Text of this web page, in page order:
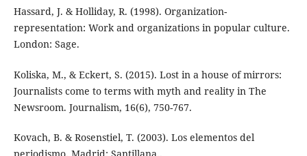
Hassard, J. & Holliday, R. (1998). Organization-
representation: Work and organizations in popular culture.
London: Sage.
Koliska, M., & Eckert, S. (2015). Lost in a house of mirrors:
Journalists come to terms with myth and reality in The
Newsroom. Journalism, 16(6), 750-767.
Kovach, B. & Rosenstiel, T. (2003). Los elementos del
periodismo. Madrid: Santillana..